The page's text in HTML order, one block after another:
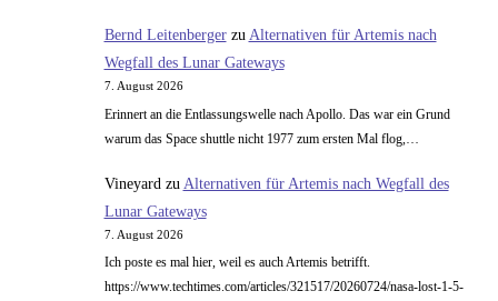
Bernd Leitenbergerzu Alternativen für Artemis nach
Wegfall des Lunar Gateways
7. August 2026
Erinnert an die Entlassungswelle nach Apollo. Das war ein Grund
warum das Space shuttle nicht 1977 zum ersten Mal flog,…
Vineyard zu Alternativen für Artemis nach Wegfall des
Lunar Gateways
7. August 2026
Ich poste es mal hier, weil es auch Artemis betrifft.
https://www.techtimes.com/articles/321517/20260724/nasa-lost-1-5-